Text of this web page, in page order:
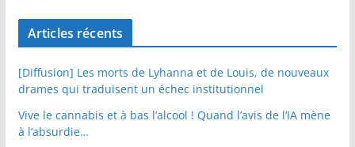
Articles récents
[Diffusion] Les morts de Lyhanna et de Louis, de nouveaux
drames qui traduisent un échec institutionnel
Vive le cannabis et à bas l’alcool ! Quand l’avis de l’IA mène
à l’absurdie…